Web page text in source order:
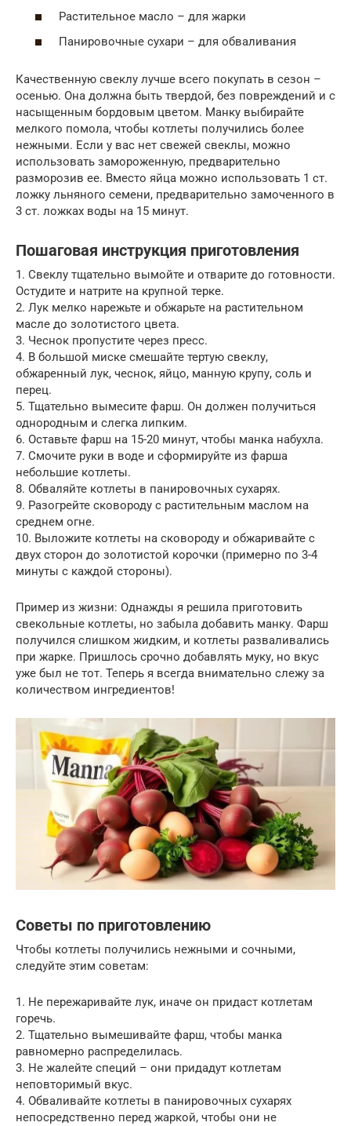
Растительное масло – для жарки
Панировочные сухари – для обваливания
Качественную свеклу лучше всего покупать в сезон –
осенью. Она должна быть твердой, без повреждений и с
насыщенным бордовым цветом. Манку выбирайте
мелкого помола, чтобы котлеты получились более
нежными. Если у вас нет свежей свеклы, можно
использовать замороженную, предварительно
разморозив ее. Вместо яйца можно использовать 1 ст.
ложку льняного семени, предварительно замоченного в
3 ст. ложках воды на 15 минут.
Пошаговая инструкция приготовления
1. Свеклу тщательно вымойте и отварите до готовности.
Остудите и натрите на крупной терке.
2. Лук мелко нарежьте и обжарьте на растительном
масле до золотистого цвета.
3. Чеснок пропустите через пресс.
4. В большой миске смешайте тертую свеклу,
обжаренный лук, чеснок, яйцо, манную крупу, соль и
перец.
5. Тщательно вымесите фарш. Он должен получиться
однородным и слегка липким.
6. Оставьте фарш на 15-20 минут, чтобы манка набухла.
7. Смочите руки в воде и сформируйте из фарша
небольшие котлеты.
8. Обваляйте котлеты в панировочных сухарях.
9. Разогрейте сковороду с растительным маслом на
среднем огне.
10. Выложите котлеты на сковороду и обжаривайте с
двух сторон до золотистой корочки (примерно по 3-4
минуты с каждой стороны).
Пример из жизни: Однажды я решила приготовить
свекольные котлеты, но забыла добавить манку. Фарш
получился слишком жидким, и котлеты разваливались
при жарке. Пришлось срочно добавлять муку, но вкус
уже был не тот. Теперь я всегда внимательно слежу за
количеством ингредиентов!
Советы по приготовлению
Чтобы котлеты получились нежными и сочными,
следуйте этим советам:
1. Не пережаривайте лук, иначе он придаст котлетам
горечь.
2. Тщательно вымешивайте фарш, чтобы манка
равномерно распределилась.
3. Не жалейте специй – они придадут котлетам
неповторимый вкус.
4. Обваливайте котлеты в панировочных сухарях
непосредственно перед жаркой, чтобы они не